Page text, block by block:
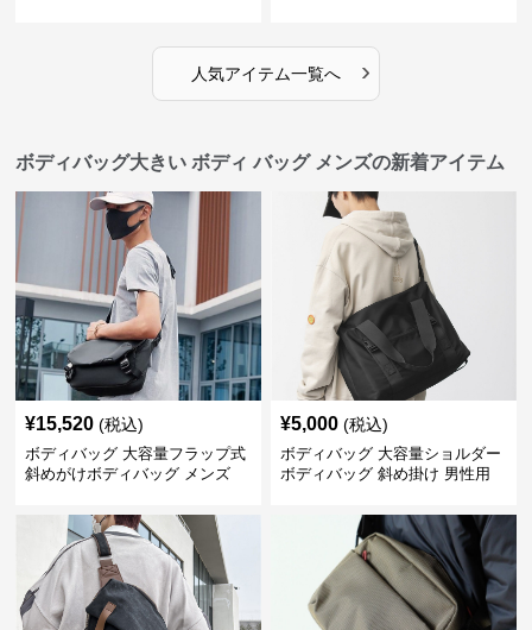
人気アイテム一覧へ ›
ボディバッグ大きい ボディ バッグ メンズの新着アイテム
¥15,520 (税込)
ボディバッグ 大容量フラップ式
斜めがけボディバッグ メンズ
¥5,000 (税込)
ボディバッグ 大容量ショルダー
ボディバッグ 斜め掛け 男性用